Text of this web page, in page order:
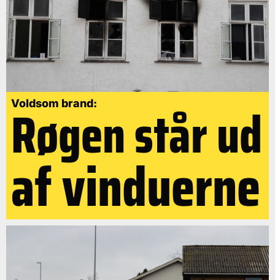
Voldsom brand:
Røgen står ud
af vinduerne